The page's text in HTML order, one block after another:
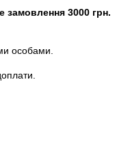
замовлення 3000 грн.
особами.